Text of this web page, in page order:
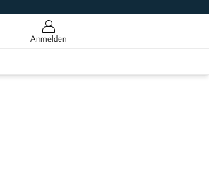
Anmelden